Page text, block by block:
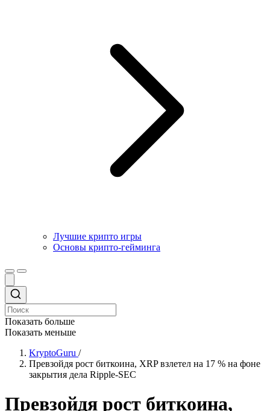
Лучшие крипто игры
Основы крипто-гейминга
Показать больше
Показать меньше
KryptoGuru /
Превзойдя рост биткоина, XRP взлетел на 17 % на фоне
закрытия дела Ripple-SEC
Превзойдя рост биткоина,